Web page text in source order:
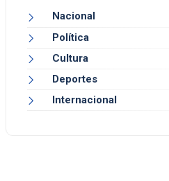
Nacional
Política
Cultura
Deportes
Internacional